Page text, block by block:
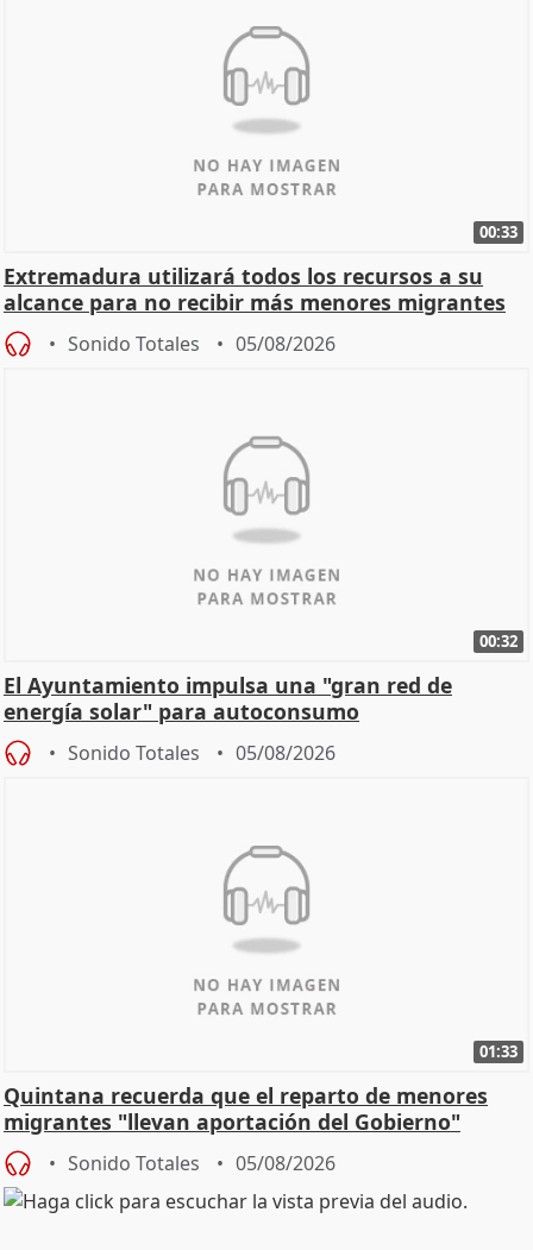
00:33
Extremadura utilizará todos los recursos a su
alcance para no recibir más menores migrantes
Sonido Totales 05/08/2026
00:32
El Ayuntamiento impulsa una "gran red de
energía solar" para autoconsumo
Sonido Totales 05/08/2026
01:33
Quintana recuerda que el reparto de menores
migrantes "llevan aportación del Gobierno"
central
Sonido Totales 05/08/2026